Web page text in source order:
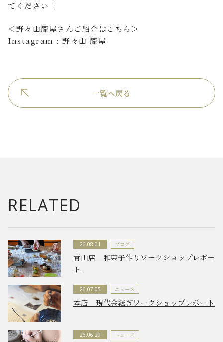
てください！
＜野々山籐屋さんご紹介はこちら＞
Instagram : 野々山 籐屋
一覧へ戻る
RELATED
26.08.01 ブログ
青山店 和菓子作りワークショップレポー
ト
26.07.05 ニュース
本店 現代金継ぎワークショップレポート
26.06.29 ニュース